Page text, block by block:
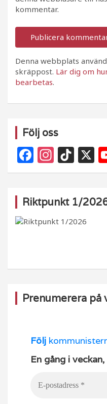
kommentar.
Denna webbplats
skräppost. Lär dig om
bearbetas.
Följ oss
F
a
e
b
k
In
st
g
ra
Ti
k
o
k
X
Riktpunkt 1/
Prenumerera på
Följ
En gång i